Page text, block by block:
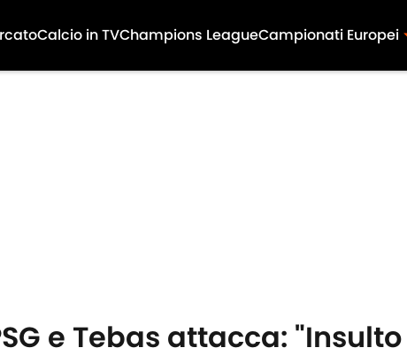
Calcio in TVChampions LeagueCampionati Europei
e Tebas attacca: